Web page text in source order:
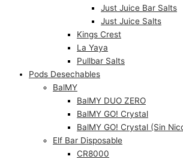
Just Juice Bar Salts
Just Juice Salts
Kings Crest
La Yaya
Pullbar Salts
Pods Desechables
BalMY
BalMY DUO ZERO
BalMY GO! Crystal
BalMY GO! Crystal (Sin
Elf Bar Disposable
CR8000